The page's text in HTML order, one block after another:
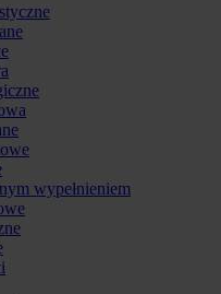
wypełnieniem